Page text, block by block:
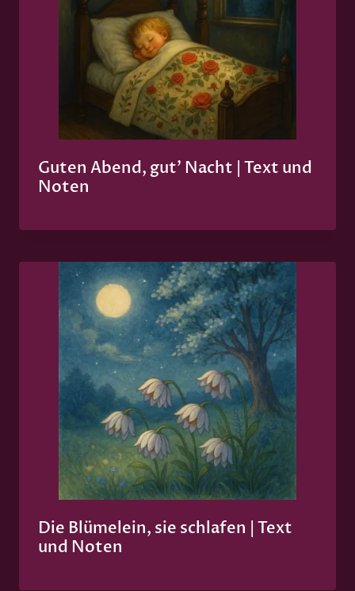
Guten Abend, gut’ Nacht | Text und
Noten
Die Blümelein, sie schlafen | Text
und Noten